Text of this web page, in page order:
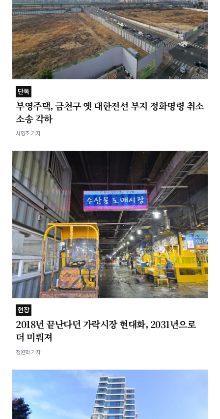
단독
부영주택, 금천구 옛 대한전선 부지 정화명령 취소
소송 각하
차형조 기자
현장
2018년 끝난다던 가락시장 현대화, 2031년으로
더 미뤄져
정원혁 기자